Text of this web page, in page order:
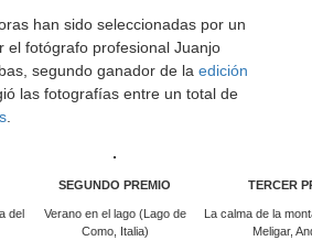
han sido seleccionadas por un
el fotógrafo profesional Juanjo
segundo ganador de la edición
las fotografías entre un total de
del
SEGUNDO PREMIO
Verano en el lago (Lago de
Como, Italia)
TERCER
La calma de la
Meligar,